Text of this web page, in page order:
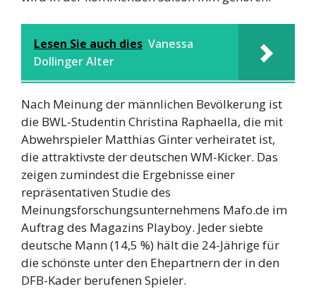
Lesen Sie auch dies Vanessa
Dollinger Alter
Nach Meinung der männlichen Bevölkerung ist
die BWL-Studentin Christina Raphaella, die mit
Abwehrspieler Matthias Ginter verheiratet ist,
die attraktivste der deutschen WM-Kicker. Das
zeigen zumindest die Ergebnisse einer
repräsentativen Studie des
Meinungsforschungsunternehmens Mafo.de im
Auftrag des Magazins Playboy. Jeder siebte
deutsche Mann (14,5 %) hält die 24-Jährige für
die schönste unter den Ehepartnern der in den
DFB-Kader berufenen Spieler.